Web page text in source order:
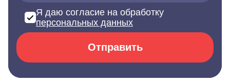
Я даю согласие на обработку
персональных данных
Отправить